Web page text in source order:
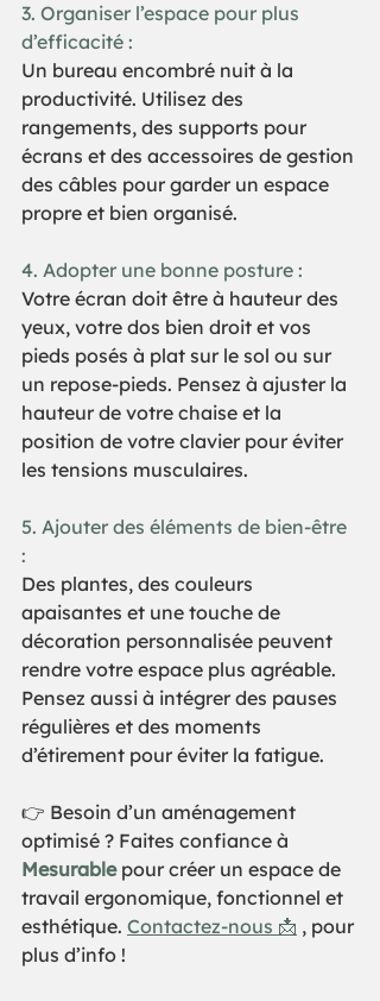
3. Organiser l’espace pour plus
d’efficacité :
Un bureau encombré nuit à la
productivité. Utilisez des
rangements, des supports pour
écrans et des accessoires de gestion
des câbles pour garder un espace
propre et bien organisé.
4. Adopter une bonne posture :
Votre écran doit être à hauteur des
yeux, votre dos bien droit et vos
pieds posés à plat sur le sol ou sur
un repose-pieds. Pensez à ajuster la
hauteur de votre chaise et la
position de votre clavier pour éviter
les tensions musculaires.
5. Ajouter des éléments de bien-être
:
Des plantes, des couleurs
apaisantes et une touche de
décoration personnalisée peuvent
rendre votre espace plus agréable.
Pensez aussi à intégrer des pauses
régulières et des moments
d’étirement pour éviter la fatigue.
👉 Besoin d’un aménagement
optimisé ? Faites confiance à
Mesurable pour créer un espace de
travail ergonomique, fonctionnel et
esthétique. Contactez-nous 📩 , pour
plus d’info !